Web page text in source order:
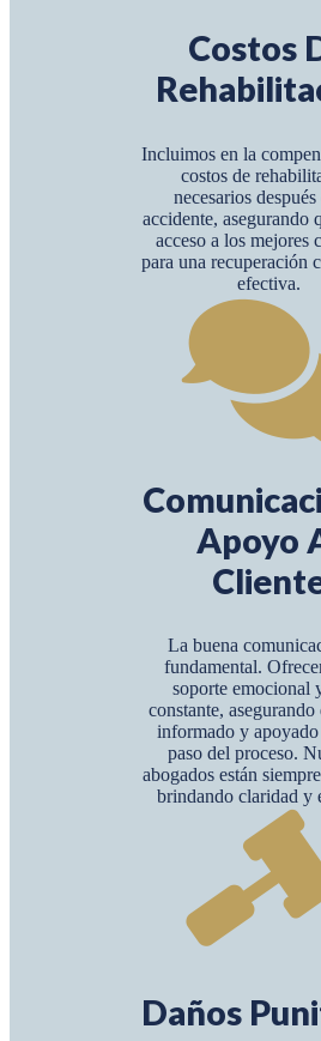
Costos
Incluimos en la
costos de
necesarios después
accidente, asegurando
acceso a los mejores
para una recuperación
efectiva.
Apoyo
La buena
fundamental.
soporte emocional
constante, asegurando
informado y apoyado
paso del proceso.
abogados están
brindando claridad y
Daños